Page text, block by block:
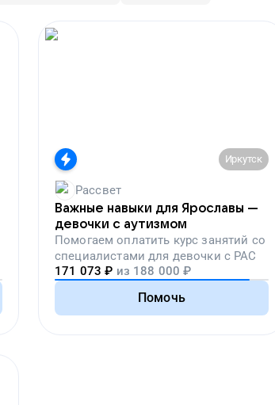
Иркутск
Рассвет
Важные навыки для Ярославы —
девочки с аутизмом
Помогаем оплатить курс занятий со
специалистами для девочки с РАС
171 073 ₽ из 188 000 ₽
Помочь